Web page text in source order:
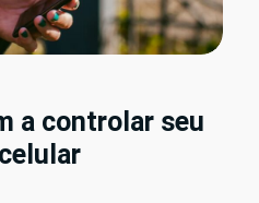
a controlar seu